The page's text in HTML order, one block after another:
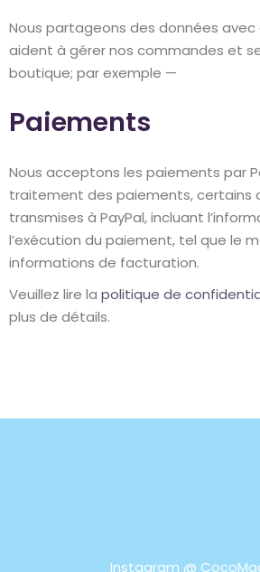
Nous partageons des données avec
aident à gérer nos commandes et
boutique; par exemple —
Paiements
Nous acceptons les paiements par
traitement des paiements, certains
transmises à PayPal, incluant
l’exécution du paiement, tel que le
informations de facturation.
Veuillez lire la politique de
plus de détails.
Instagram @